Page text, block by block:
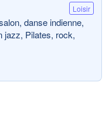
Loisir
danse indienne,
jazz, Pilates, rock,